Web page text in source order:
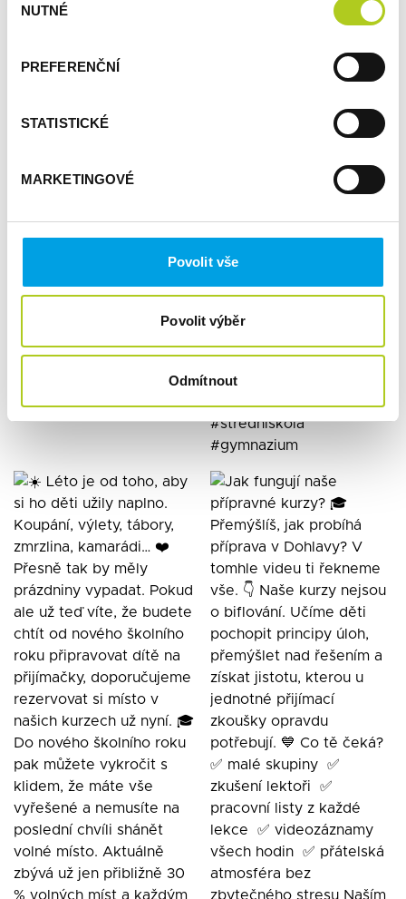
souhlasu
NUTNÉ
PREFERENČNÍ
STATISTICKÉ
MARKETINGOVÉ
Povolit vše
Povolit výběr
Odmítnout